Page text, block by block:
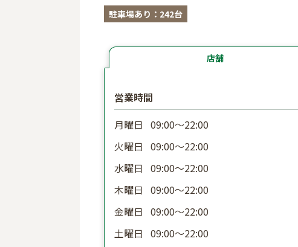
駐車場あり：242台
店舗
営業時間
月曜日 09:00〜22:00
火曜日 09:00〜22:00
水曜日 09:00〜22:00
木曜日 09:00〜22:00
金曜日 09:00〜22:00
土曜日 09:00〜22:00